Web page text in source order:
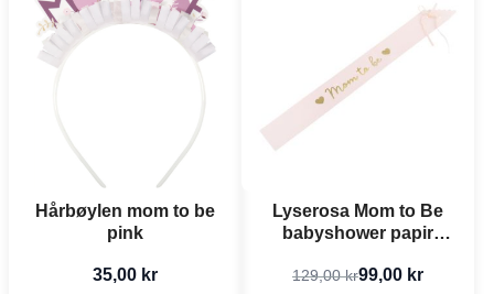
Hårbøylen mom to be
pink
35,00 kr
Lyserosa Mom to Be
babyshower papir
129,00 kr99,00 kr